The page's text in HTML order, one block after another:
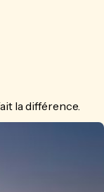
la différence.